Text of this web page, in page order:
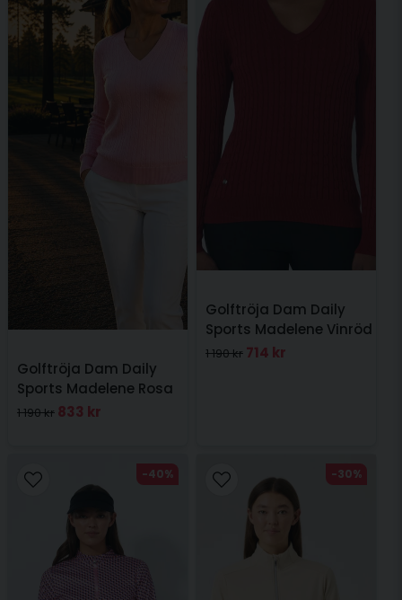
Golftröja Dam Daily
Sports Madelene Rosa
1 190 kr 833 kr
Golftröja Dam Daily
Sports Madelene Vinröd
1 190 kr 714 kr
-40% -30%
Skicka fråga
för 2 år sedan